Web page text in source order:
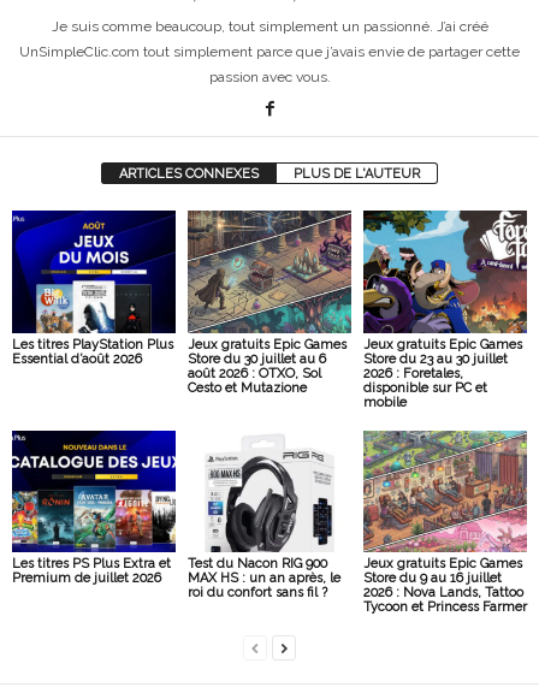
Je suis comme beaucoup, tout simplement un passionné. J’ai créé
UnSimpleClic.com tout simplement parce que j’avais envie de partager cette
passion avec vous.
ARTICLES CONNEXES PLUS DE L'AUTEUR
Les titres PlayStation Plus
Essential d’août 2026
Jeux gratuits Epic Games
Store du 30 juillet au 6
août 2026 : OTXO, Sol
Cesto et Mutazione
Jeux gratuits Epic Games
Store du 23 au 30 juillet
2026 : Foretales,
disponible sur PC et
mobile
Les titres PS Plus Extra et
Premium de juillet 2026
Test du Nacon RIG 900
MAX HS : un an après, le
roi du confort sans fil ?
Jeux gratuits Epic Games
Store du 9 au 16 juillet
2026 : Nova Lands, Tattoo
Tycoon et Princess Farmer